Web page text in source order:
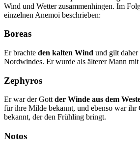
Wind und Wetter zusammenhingen. Im
einzelnen Anemoi beschrieben:
Boreas
Er brachte den kalten Wind und gilt daher
Nordwindes. Er wurde als älterer Mann mit
Zephyros
Er war der Gott der Winde aus dem
für ihre Milde bekannt, und ebenso war ihr
bekannt, der den Frühling bringt.
Notos